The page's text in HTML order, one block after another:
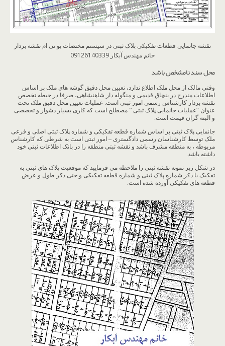
نقشه جانمایی قطعات تفکیکی پلاک ثبتی در سیستم مختصات یو تی ام نقشه بردار
خانم مهندس آبکار 09126140339
محل سند نامشخص باشد
وقتی مالک از محل ملک اطلاع ندارد، تعیین محل دقیق گوشه های ملک بر اساس
اطلاعات مندرج در بنچاق قدیمی و منگوله دار شاهنشاهی، صرفا در حیطه تخصص
نقشه بردار کارشناس رسمی امور ثبتی است. عملیات تعیین محل دقیق ملک تحت
عنوان “عملیات جانمایی پلاک ثبتی ” مصطلح است که کاری بسیار دشوار و تخصصی
و البته گران قیمت است.
جانمایی پلاک ثبتی بر اساس شماره قطعه تفکیکی و شماره پلاک ثبتی اصلی و فرعی
ملک توسط کارشناسان رسمی دادگستری – امور ثبتی است به شرطی که کارشناس
مربوطه ، به منطقه مشرف باشد و نقشه ثبتی منطقه را در بانک اطلاعات ثبتی خود
داشته باشد.
در شکل زیر نمونه نقشه ثبتی را ملاحظه می فرمایید که موقعیت پلاک های ثبتی به
تفکیک با ذکر شماره پلاک ثبتی و شماره قطعه تفکیکی و حتی ذکر طول و عرض
قطعه های تفکیکی آورده شده است.